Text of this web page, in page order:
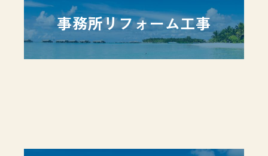
事務所リフォーム工事